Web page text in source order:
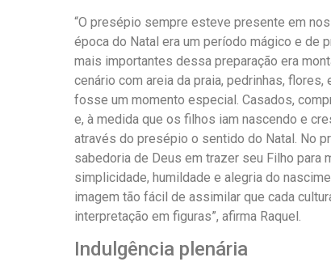
“O presépio sempre esteve presente em
época do Natal era um período mágico e de
mais importantes dessa preparação era
cenário com areia da praia, pedrinhas, flores,
fosse um momento especial. Casados,
e, à medida que os filhos iam nascendo e
através do presépio o sentido do Natal. No
sabedoria de Deus em trazer seu Filho para
simplicidade, humildade e alegria do
imagem tão fácil de assimilar que cada
interpretação em figuras”, afirma Raquel.
Indulgência plenária